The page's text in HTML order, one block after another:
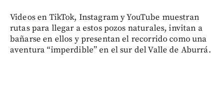
Videos en TikTok, Instagram y YouTube muestran
rutas para llegar a estos pozos naturales, invitan a
bañarse en ellos y presentan el recorrido como una
aventura “imperdible” en el sur del Valle de Aburrá.